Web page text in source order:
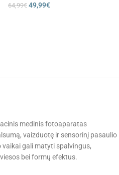
64,99€ 49,99€
medinis fotoaparatas
vaizduotę ir sensorinį pasaulio
vaikai gali matyti spalvingus,
bei formų efektus.